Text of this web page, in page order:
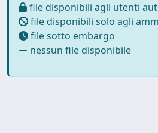
file disponibili agli utenti
file disponibili solo agli
file sotto embargo
nessun file disponibile